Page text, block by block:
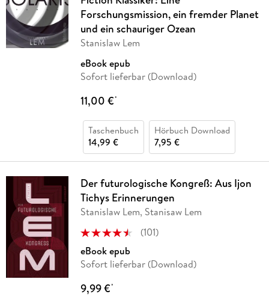
Forschungsmission, ein fremder Planet
und ein schauriger Ozean
Stanislaw Lem
eBook epub
Sofort lieferbar (Download)
11,00 €*
Taschenbuch
14,99 €
Hörbuch Download
7,95 €
Der futurologische Kongreß: Aus Ijon
Tichys Erinnerungen
Stanislaw Lem, Stanisaw Lem
(101)
eBook epub
Sofort lieferbar (Download)
9,99 €*